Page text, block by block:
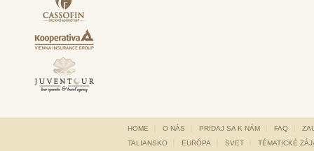
HOME O NÁS PRIDAJ SA K NÁM FAQ
TALIANSKO
EURÓPA SVET TÉMATICKÉ